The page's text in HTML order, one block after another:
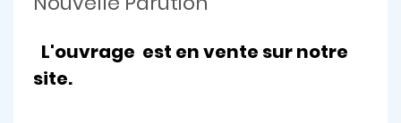
L'ouvrage est en vente sur notre
site.